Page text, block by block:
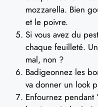
mozzarella. Bien
et le poivre.
Si vous avez du
chaque feuilleté.
mal, non ?
Badigeonnez les
va donner un look
Enfournez pendant